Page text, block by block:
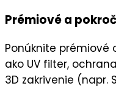
Prémiové a
Ponúknite prémiové
ako UV filter,
3D zakrivenie (napr.